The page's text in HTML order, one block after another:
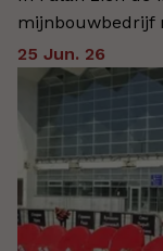
mijnbouwbedrijf
25 Jun. 26